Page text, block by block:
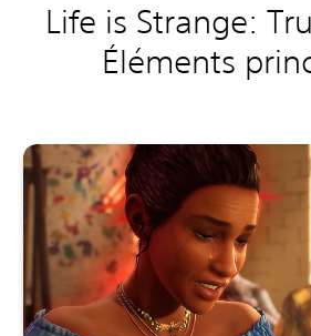
Life is Strange:
Éléments